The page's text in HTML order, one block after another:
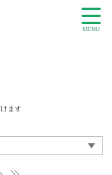
MENU
ます